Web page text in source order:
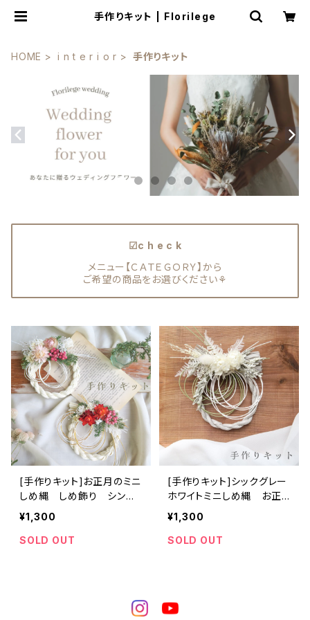
手作りキット | Florilege
HOME i n t e r i o r 手作りキット
☑c h e c k
メニュー【ＣＡＴＥＧＯＲＹ】から
ご希望の商品をお選びください⚘
[手作りキット]お正月のミニ
しめ縄 しめ飾り シンプ
ル
¥1,300
SOLD OUT
[手作りキット]シックグレー
ホワイトミニしめ縄 お正
月
¥1,300
SOLD OUT